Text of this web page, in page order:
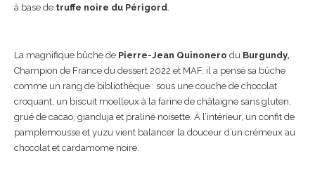
à base de truffe noire du Périgord
La magnifique bûche de Pierre-Jean Quinonero du Burgundy,
Champion de France du dessert 2022 et MAF, il a pensé sa bûche
comme un rang de bibliothèque : sous une couche de chocolat
croquant, un biscuit moelleux à la farine de châtaigne sans gluten,
grué de cacao, gianduja et praliné noisette. À l’intérieur, un confit de
pamplemousse et yuzu vient balancer la douceur d’un crémeux au
chocolat et cardamome noire.